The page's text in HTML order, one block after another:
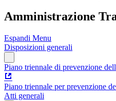
Amministrazione
Espandi Menu
Disposizioni generali
Piano triennale di prevenzione
Piano triennale per prevenzione
Atti generali